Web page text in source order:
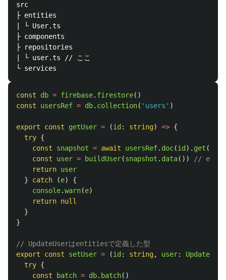
src
├ entities
| └ User.ts
├ components
├ repositories
| └ user.ts // ここ
const db = firebase. firestore()
const
usersRef = db. collection( ' users ' )
export const getUser = (id : string) => {
try {
const
snapshot = await usersRef. doc(id ). get ()
const
user = buildUser(snapshot . data())
//
return user
}
catch (e)
{
console.warn(e)
return null
}
}
// UpdateUserはentitiesで定義した型
export
const setUser = (id : string, user:
UpdateUser
try {
const
batch = db. batch()